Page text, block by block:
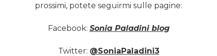
prossimi, potete seguirmi sulle pagine:
Facebook: Sonia Paladini blog
Twitter: @SoniaPaladini3